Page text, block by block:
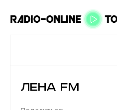
Лена FM